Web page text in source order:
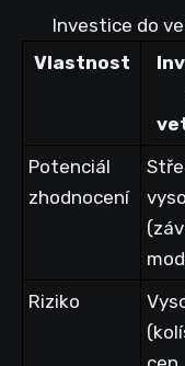
Investice do
Vlastnost
Potenciál
zhodnocení
Riziko